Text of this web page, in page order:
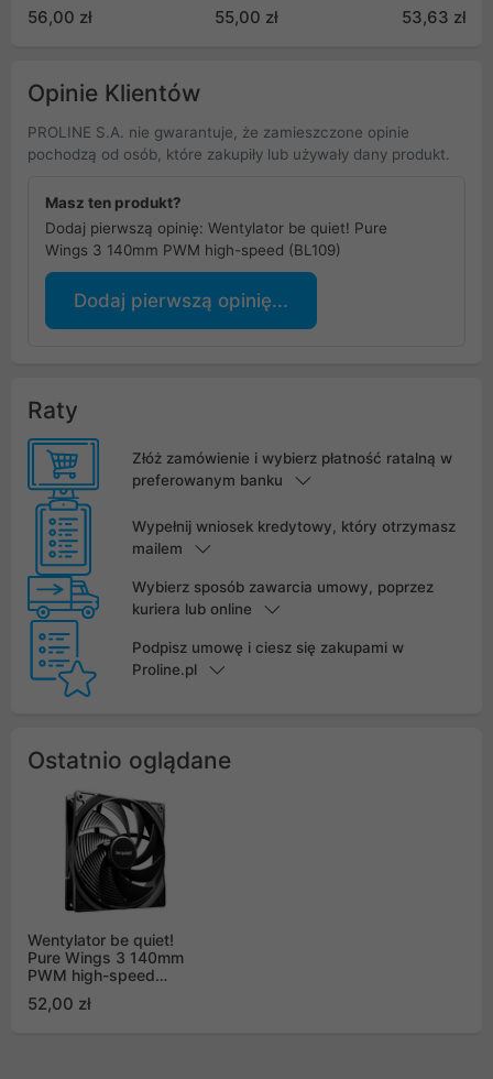
56,00 zł 55,00 zł 53,63 zł
Opinie Klientów
PROLINE S.A. nie gwarantuje, że zamieszczone opinie
pochodzą od osób, które zakupiły lub używały dany produkt.
Masz ten produkt?
Dodaj pierwszą opinię: Wentylator be quiet! Pure
Wings 3 140mm PWM high-speed (BL109)
Dodaj pierwszą opinię...
Raty
Złóż zamówienie i wybierz płatność ratalną w
preferowanym banku
Wypełnij wniosek kredytowy, który otrzymasz
mailem
Wybierz sposób zawarcia umowy, poprzez
kuriera lub online
Podpisz umowę i ciesz się zakupami w
Proline.pl
Ostatnio oglądane
Wentylator be quiet!
Pure Wings 3 140mm
PWM high-speed
52,00 zł